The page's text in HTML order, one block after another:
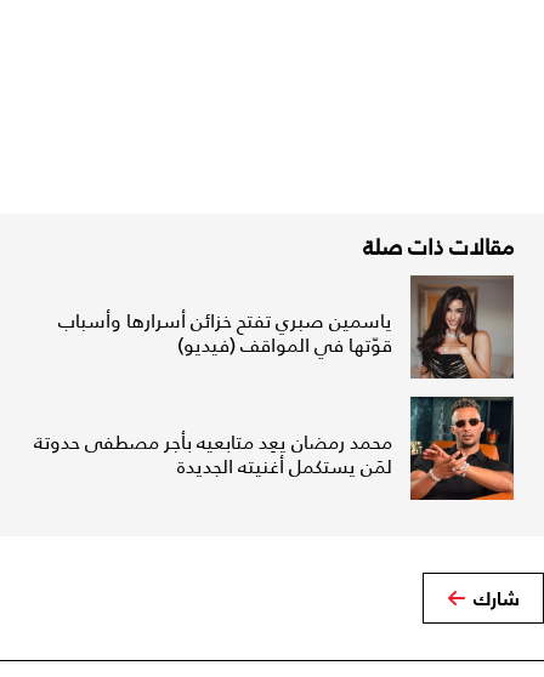
مقالات ذات صلة
ياسمين صبري تفتح خزائن أسرارها وأسباب
قوّتها في المواقف (فيديو)
محمد رمضان يعِد متابعيه بأجر مصطفى حدوتة
لمَن يستكمل أغنيته الجديدة
شارك